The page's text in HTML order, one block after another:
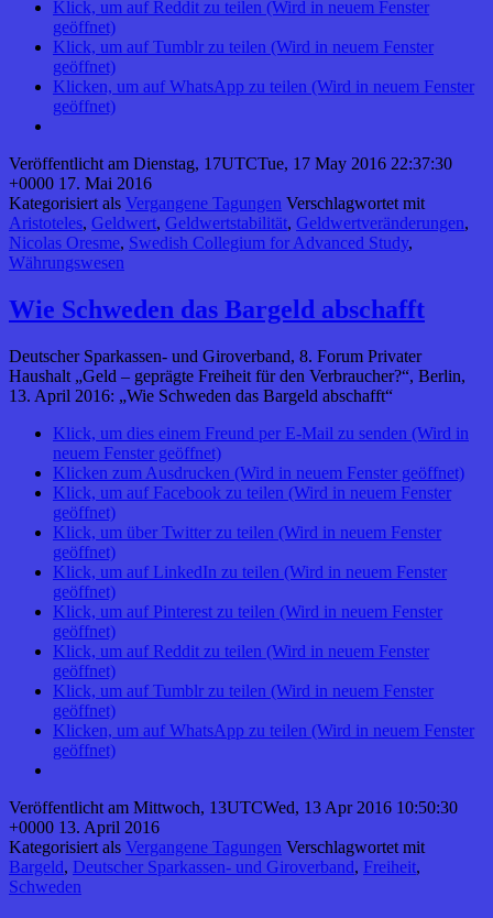
Klick, um auf Reddit zu teilen (Wird in neuem Fenster
geöffnet)
Klick, um auf Tumblr zu teilen (Wird in neuem Fenster
geöffnet)
Klicken, um auf WhatsApp zu teilen (Wird in neuem Fenster
geöffnet)
Veröffentlicht am Dienstag, 17UTCTue, 17 May 2016 22:37:30
+0000 17. Mai 2016
Kategorisiert als Vergangene Tagungen Verschlagwortet mit
Aristoteles, Geldwert, Geldwertstabilität, Geldwertveränderungen,
Nicolas Oresme, Swedish Collegium for Advanced Study,
Währungswesen
Wie Schweden das Bargeld abschafft
Deutscher Sparkassen- und Giroverband, 8. Forum Privater
Haushalt „Geld – geprägte Freiheit für den Verbraucher?“, Berlin,
13. April 2016: „Wie Schweden das Bargeld abschafft“
Klick, um dies einem Freund per E-Mail zu senden (Wird in
neuem Fenster geöffnet)
Klicken zum Ausdrucken (Wird in neuem Fenster geöffnet)
Klick, um auf Facebook zu teilen (Wird in neuem Fenster
geöffnet)
Klick, um über Twitter zu teilen (Wird in neuem Fenster
geöffnet)
Klick, um auf LinkedIn zu teilen (Wird in neuem Fenster
geöffnet)
Klick, um auf Pinterest zu teilen (Wird in neuem Fenster
geöffnet)
Klick, um auf Reddit zu teilen (Wird in neuem Fenster
geöffnet)
Klick, um auf Tumblr zu teilen (Wird in neuem Fenster
geöffnet)
Klicken, um auf WhatsApp zu teilen (Wird in neuem Fenster
geöffnet)
Veröffentlicht am Mittwoch, 13UTCWed, 13 Apr 2016 10:50:30
+0000 13. April 2016
Kategorisiert als Vergangene Tagungen Verschlagwortet mit
Bargeld, Deutscher Sparkassen- und Giroverband, Freiheit,
Schweden